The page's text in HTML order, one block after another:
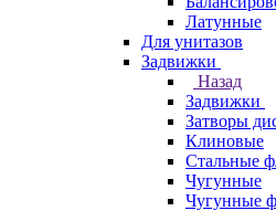
Латунные
Для унитазов
Задвижки
Назад
Задвижки
Затворы
Клиновые
Стальные
Чугунные
Чугунные